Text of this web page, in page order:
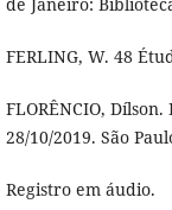
FERLING, W. 48
FLORÊNCIO,
28/10/2019. São
Registro em áudio.